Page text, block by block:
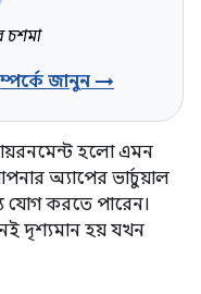
চশমা
জানুন →
হলো এমন
অ্যাপের ভার্চুয়াল
যোগ করতে পারেন।
দৃশ্যমান হয় যখন